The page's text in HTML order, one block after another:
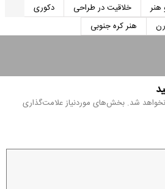
هنر خلاقیت در طراحی
دکوری
هنر کره جنوبی
شد. بخش‌های موردنیاز علامت‌گذاری